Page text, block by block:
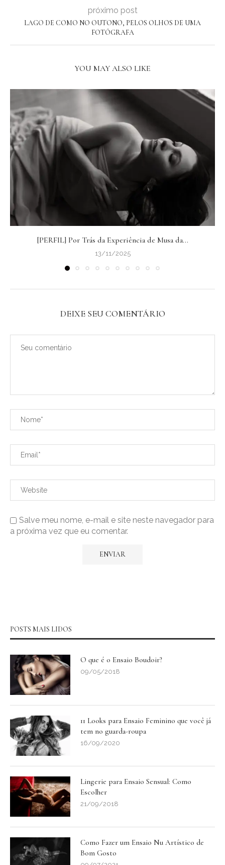
próximo post
LAGO DE COMO NO OUTONO, PELOS OLHOS DE UMA
FOTÓGRAFA
YOU MAY ALSO LIKE
[PERFIL] Por Trás da Experiência de Musa da...
13/11/2025
DEIXE SEU COMENTÁRIO
Salve meu nome, e-mail e site neste navegador para
a próxima vez que eu comentar.
POSTS MAIS LIDOS
O que é o Ensaio Boudoir?
09/05/2018
11 Looks para Ensaio Feminino que você já
tem no guarda-roupa
16/09/2020
Lingerie para Ensaio Sensual: Como
Escolher
21/09/2018
Como Fazer um Ensaio Nu Artístico de
Bom Gosto